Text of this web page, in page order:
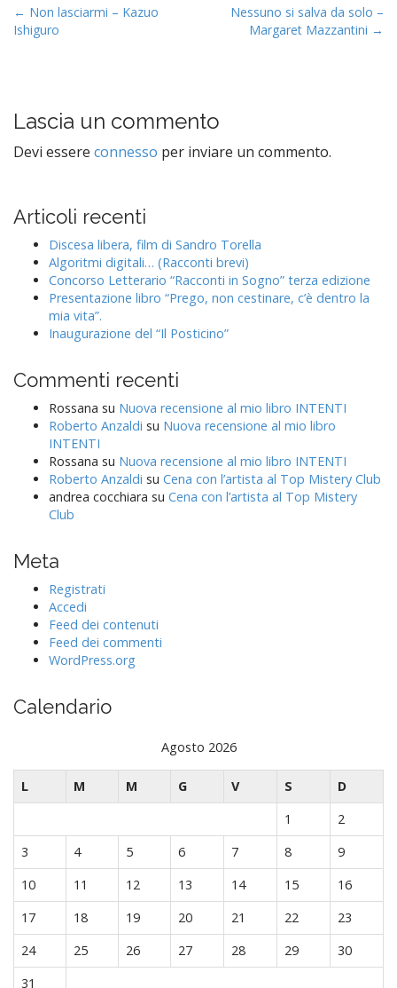
P
o
a
v
a
← Non lasciarmi – Kazuo
Ishiguro
Nessuno si salva da solo –
Margaret Mazzantini →
Lascia un commento
Devi essere connesso per inviare un commento.
Articoli recenti
Discesa libera, film di Sandro Torella
Algoritmi digitali… (Racconti brevi)
Concorso Letterario “Racconti in Sogno” terza edizione
Presentazione libro “Prego, non cestinare, c’è dentro la
mia vita”.
Inaugurazione del “Il Posticino”
Commenti recenti
Rossana su Nuova recensione al mio libro INTENTI
Roberto Anzaldi su Nuova recensione al mio libro
INTENTI
Rossana su Nuova recensione al mio libro INTENTI
Roberto Anzaldi su Cena con l’artista al Top Mistery Club
andrea cocchiara su Cena con l’artista al Top Mistery
Club
Meta
Registrati
Accedi
Feed dei contenuti
Feed dei commenti
WordPress.org
Calendario
Agosto 2026
L M M G V S
D
1
2
3
4 5 6 7 8
9
10
11 12 13 14 15
16
17
18 19 20 21 22
23
24
25 26 27 28 29
30
31